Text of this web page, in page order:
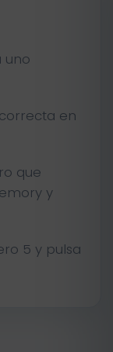
uno
en
que
y
5 y pulsa